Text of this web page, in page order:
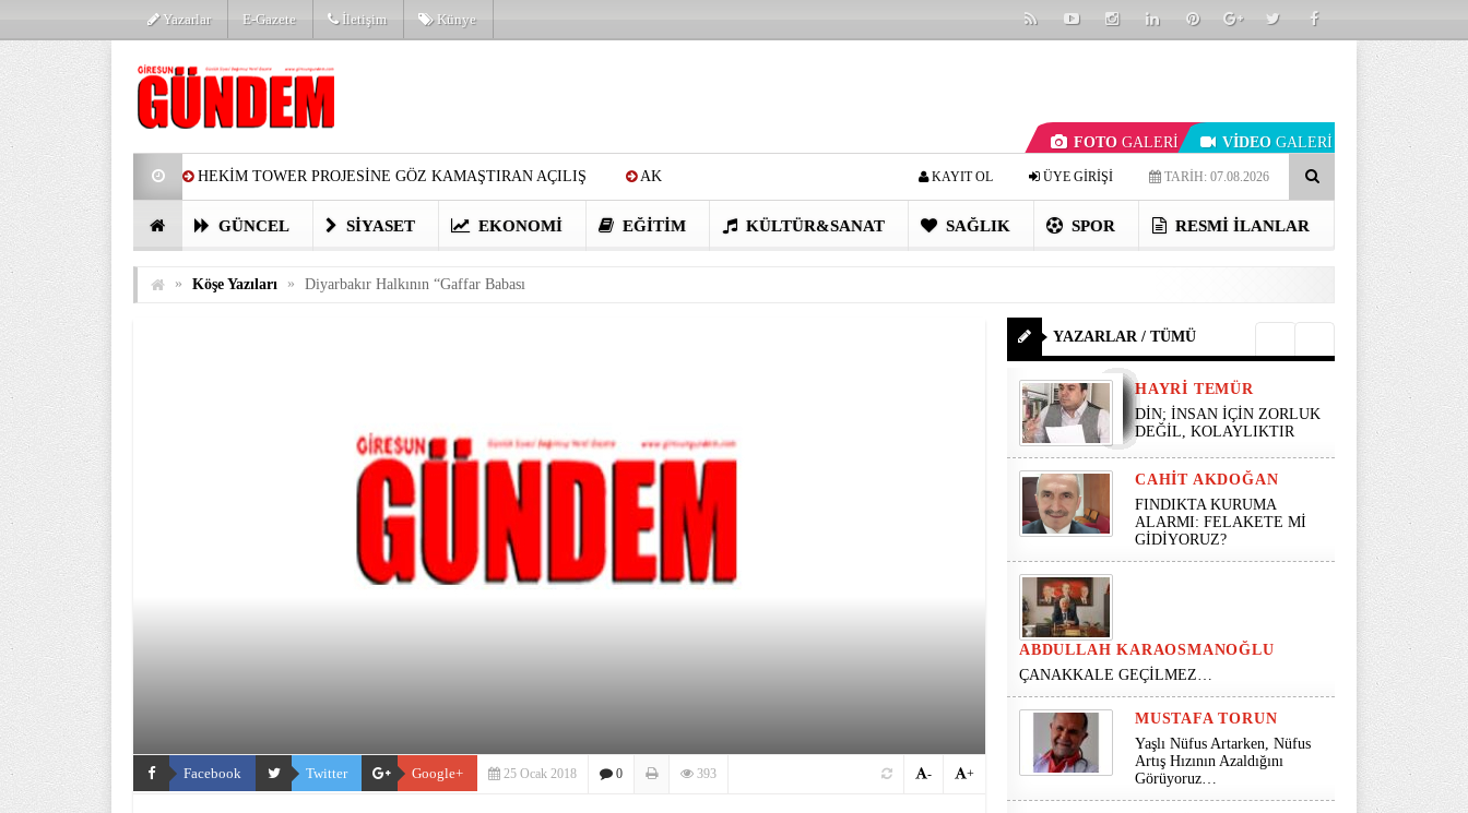
Yazarlar E-Gazete İletişim Künye
FOTO GALERİ VİDEO GALERİ
HEKİM TOWER PROJESİNE GÖZ KAMAŞTIRAN AÇILIŞ AK
PARTİ’DE YENİ YÜZLER HARUN CİCİ: VİDEOYU GÖRÜNCE
TARİH: 07.08.2026
ÜYE GİRİŞİ
KAYIT OL
GÜNCEL SIYASET EKONOMI EĞITIM KÜLTÜR&SANAT SAĞLIK SPOR RESMI İLANLAR
» Köşe Yazıları » Diyarbakır Halkının “Gaffar Babası
Facebook Twitter Google+ 25 Ocak 2018 0 393 +
-
YAZARLAR / TÜMÜ
HAYRI TEMÜR
DİN; İNSAN İÇİN ZORLUK
DEĞİL, KOLAYLIKTIR
CAHIT AKDOĞAN
FINDIKTA KURUMA
ALARMI: FELAKETE Mİ
GİDİYORUZ?
ABDULLAH KARAOSMANOĞLU
ÇANAKKALE GEÇİLMEZ…
MUSTAFA TORUN
Yaşlı Nüfus Artarken, Nüfus
Artış Hızının Azaldığını
Görüyoruz…